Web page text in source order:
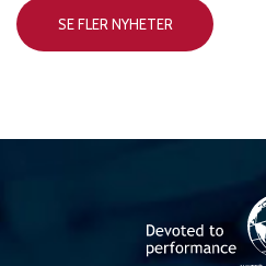
SE FLER NYHETER